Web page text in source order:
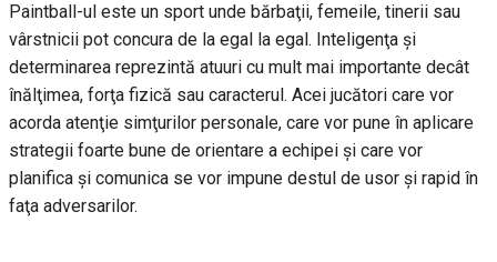
Paintball-ul este un sport unde bărbaţii, femeile, tinerii sau
vârstnicii pot concura de la egal la egal. Inteligenţa şi
determinarea reprezintă atuuri cu mult mai importante decât
înălţimea, forţa fizică sau caracterul. Acei jucători care vor
acorda atenţie simţurilor personale, care vor pune în aplicare
strategii foarte bune de orientare a echipei şi care vor
planifica şi comunica se vor impune destul de usor şi rapid în
faţa adversarilor.